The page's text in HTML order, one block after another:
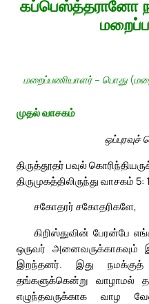
கப்பெஸ்த்தரானோ
மறைப்பணியாளர் – பொது
முதல் வாசகம்
திருத்தூதர் பவுல்
திருமுகத்திலிருந்து வாசகம் 5:
சகோதரர் சகோதரிகளே,
கிறிஸ்துவின் பேரன்பே
ஒருவர்
இறந்தனர். இது
தங்களுக்கென்று வாழாமல்
எழுந்தவருக்காக வாழ